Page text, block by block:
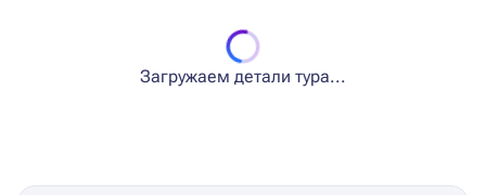
Загружаем детали тура...